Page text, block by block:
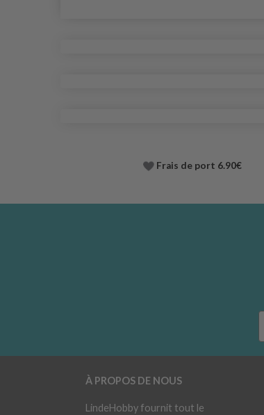
Frais de port 6.90€
À PROPOS DE NOUS
LindeHobby fournit tout le